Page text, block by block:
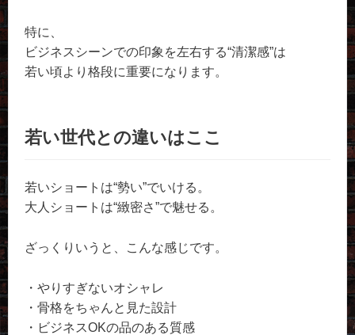
特に、
ビジネスシーンでの印象を左右する“清潔感”は
若い頃より格段に重要になります。
若い世代との違いはここ
若いショートは“勢い”でいける。
大人ショートは“緻密さ”で魅せる。
ざっくりいうと、こんな感じです。
・やりすぎないオシャレ
・骨格をちゃんと見た設計
・ビジネスOKの品のある質感